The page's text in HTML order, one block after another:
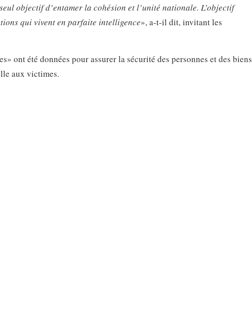
objectif d’entamer la cohésion et l’unité nationale. L’objectif
qui vivent en parfaite intelligence», a-t-il dit, invitant les
ont été données pour assurer la sécurité des personnes et des biens
aux victimes.